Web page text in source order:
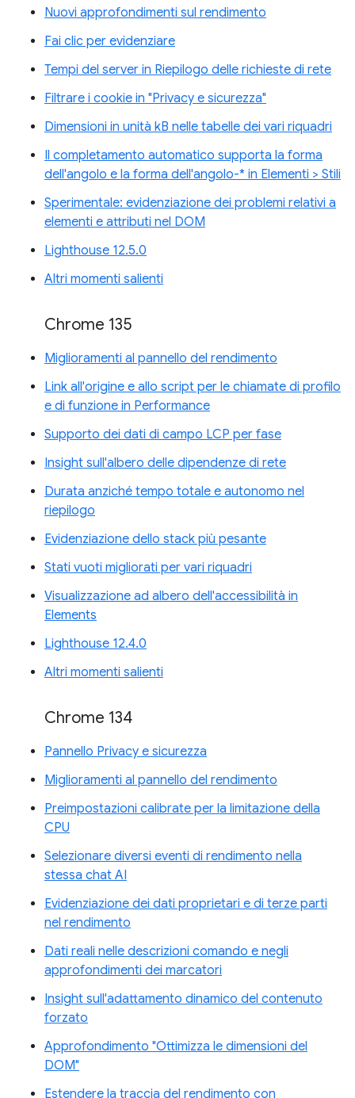
Nuovi approfondimenti sul rendimento
Fai clic per evidenziare
Tempi del server in Riepilogo delle richieste di rete
Filtrare i cookie in "Privacy e sicurezza"
Dimensioni in unità kB nelle tabelle dei vari riquadri
Il completamento automatico supporta la forma
dell'angolo e la forma dell'angolo-* in Elementi > Stili
Sperimentale: evidenziazione dei problemi relativi a
elementi e attributi nel DOM
Lighthouse 12.5.0
Altri momenti salienti
Chrome 135
Miglioramenti al pannello del rendimento
Link all'origine e allo script per le chiamate di profilo
e di funzione in Performance
Supporto dei dati di campo LCP per fase
Insight sull'albero delle dipendenze di rete
Durata anziché tempo totale e autonomo nel
riepilogo
Evidenziazione dello stack più pesante
Stati vuoti migliorati per vari riquadri
Visualizzazione ad albero dell'accessibilità in
Elements
Lighthouse 12.4.0
Altri momenti salienti
Chrome 134
Pannello Privacy e sicurezza
Miglioramenti al pannello del rendimento
Preimpostazioni calibrate per la limitazione della
CPU
Selezionare diversi eventi di rendimento nella
stessa chat AI
Evidenziazione dei dati proprietari e di terze parti
nel rendimento
Dati reali nelle descrizioni comando e negli
approfondimenti dei marcatori
Insight sull'adattamento dinamico del contenuto
forzato
Approfondimento "Ottimizza le dimensioni del
DOM"
Estendere la traccia del rendimento con